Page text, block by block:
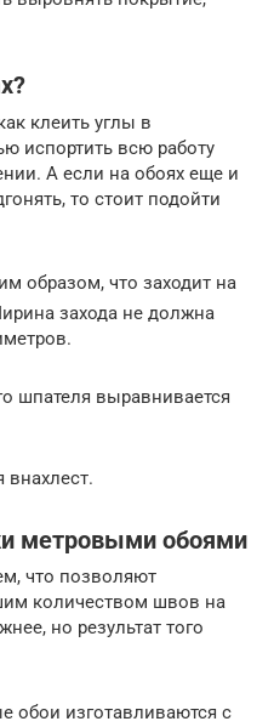
клеить углы в
испортить всю работу
А если на обоях еще и
то стоит подойти
образом, что заходит на
захода не должна
шпателя выравнивается
внахлест.
метровыми обоями
что позволяют
количеством швов на
но результат того
обои изготавливаются с